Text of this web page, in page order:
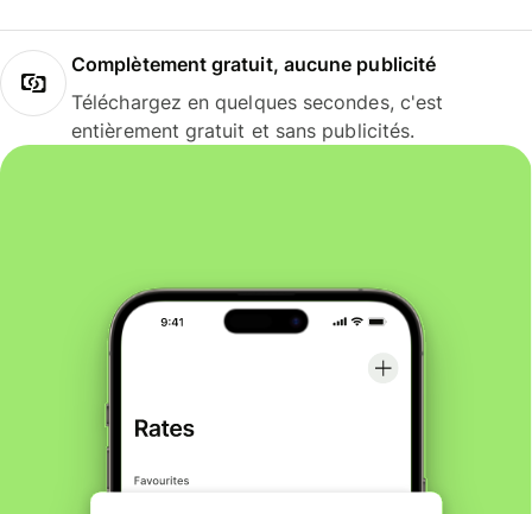
Complètement gratuit, aucune publicité
Téléchargez en quelques secondes, c'est
entièrement gratuit et sans publicités.